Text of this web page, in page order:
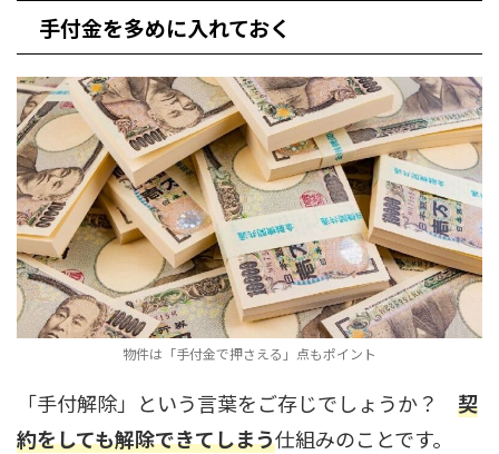
手付金を多めに入れておく
物件は「手付金で押さえる」点もポイント
「手付解除」という言葉をご存じでしょうか？ 契
約をしても解除できてしまう仕組みのことです。